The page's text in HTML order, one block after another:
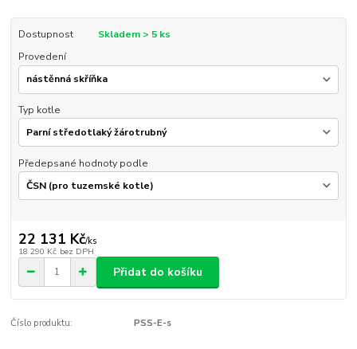
Dostupnost
Skladem > 5 ks
Provedení
Typ kotle
Předepsané hodnoty podle
22 131 Kč/ks
18 290 Kč bez DPH
Přidat do košíku
Číslo produktu: PSS-E-s